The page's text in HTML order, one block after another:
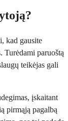
kad gausite
Turėdami paruoštą
teikėjas gali
įskaitant
pirmąją pagalbą